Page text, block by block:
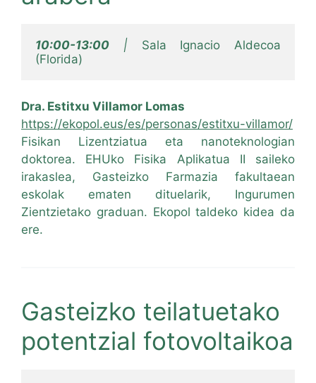
10:00-13:00 | Sala Ignacio Aldecoa
(Florida)
Dra. Estitxu Villamor Lomas
https://ekopol.eus/es/personas/estitxu-villamor/
Fisikan Lizentziatua eta nanoteknologian
doktorea. EHUko Fisika Aplikatua II saileko
irakaslea, Gasteizko Farmazia fakultaean
eskolak ematen dituelarik, Ingurumen
Zientzietako graduan. Ekopol taldeko kidea da
ere.
Gasteizko teilatuetako
potentzial fotovoltaikoa